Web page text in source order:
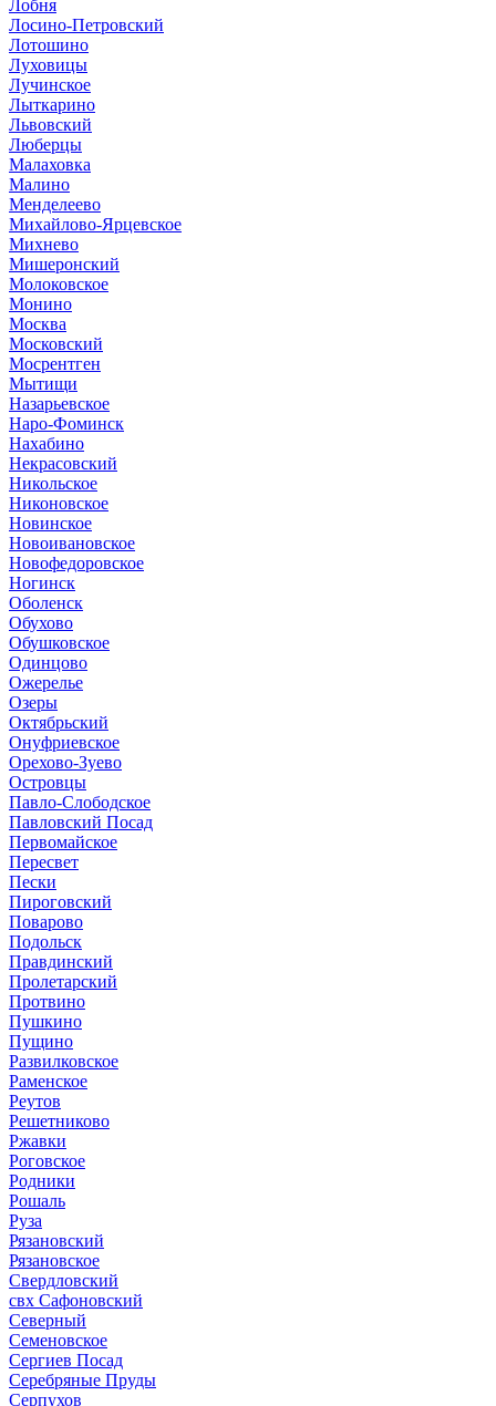
Лобня
Лосино-Петровский
Лотошино
Луховицы
Лучинское
Лыткарино
Львовский
Люберцы
Малаховка
Малино
Менделеево
Михайлово-Ярцевское
Михнево
Мишеронский
Молоковское
Монино
Москва
Московский
Мосрентген
Мытищи
Назарьевское
Наро-Фоминск
Нахабино
Некрасовский
Никольское
Никоновское
Новинское
Новоивановское
Новофедоровское
Ногинск
Оболенск
Обухово
Обушковское
Одинцово
Ожерелье
Озеры
Октябрьский
Онуфриевское
Орехово-Зуево
Островцы
Павло-Слободское
Павловский Посад
Первомайское
Пересвет
Пески
Пироговский
Поварово
Подольск
Правдинский
Пролетарский
Протвино
Пушкино
Пущино
Развилковское
Раменское
Реутов
Решетниково
Ржавки
Роговское
Родники
Рошаль
Руза
Рязановский
Рязановское
Свердловский
свх Сафоновский
Северный
Семеновское
Сергиев Посад
Серебряные Пруды
Серпухов